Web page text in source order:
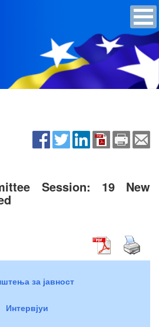
Session: 19 New
за јавност
Интервјуи